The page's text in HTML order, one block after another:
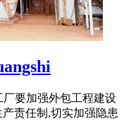
厂要加强外包工程建设
责任制,切实加强隐患